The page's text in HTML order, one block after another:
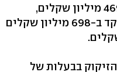
ההון העצמי של בז"ן מגיע ל-469 מיליון שקלים,
תזרים המזומנים הסתכם אשתקד ב-698 מיליון שקלים
בבעלות של